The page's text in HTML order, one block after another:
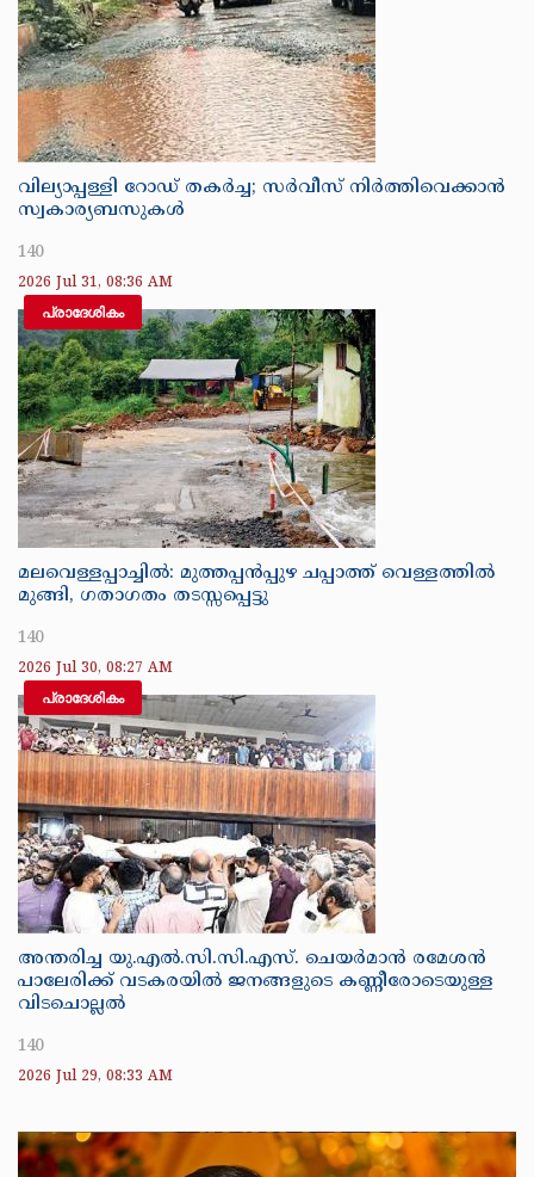
വില്യാപ്പള്ളി റോഡ് തകർച്ച; സർവീസ് നിർത്തിവെക്കാൻ
സ്വകാര്യബസുകൾ
140
2026 Jul 31, 08:36 AM
പ്രാദേശികം
മലവെള്ളപ്പാച്ചിൽ: മുത്തപ്പൻപ്പുഴ ചപ്പാത്ത് വെള്ളത്തിൽ
മുങ്ങി, ഗതാഗതം തടസ്സപ്പെട്ടു
140
2026 Jul 30, 08:27 AM
പ്രാദേശികം
അന്തരിച്ച യു.എൽ.സി.സി.എസ്. ചെയർമാൻ രമേശൻ
പാലേരിക്ക് വടകരയിൽ ജനങ്ങളുടെ കണ്ണീരോടെയുള്ള
വിടചൊല്ലൽ
140
2026 Jul 29, 08:33 AM